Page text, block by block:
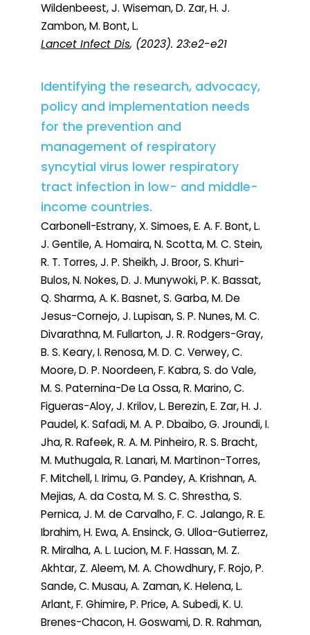
Wildenbeest, J. Wiseman, D. Zar, H. J.
Zambon, M. Bont, L.
Lancet Infect Dis, (2023). 23:e2-e21
Identifying the research, advocacy,
policy and implementation needs
for the prevention and
management of respiratory
syncytial virus lower respiratory
tract infection in low- and middle-
income countries.
Carbonell-Estrany, X. Simoes, E. A. F. Bont, L.
J. Gentile, A. Homaira, N. Scotta, M. C. Stein,
R. T. Torres, J. P. Sheikh, J. Broor, S. Khuri-
Bulos, N. Nokes, D. J. Munywoki, P. K. Bassat,
Q. Sharma, A. K. Basnet, S. Garba, M. De
Jesus-Cornejo, J. Lupisan, S. P. Nunes, M. C.
Divarathna, M. Fullarton, J. R. Rodgers-Gray,
B. S. Keary, I. Renosa, M. D. C. Verwey, C.
Moore, D. P. Noordeen, F. Kabra, S. do Vale,
M. S. Paternina-De La Ossa, R. Marino, C.
Figueras-Aloy, J. Krilov, L. Berezin, E. Zar, H. J.
Paudel, K. Safadi, M. A. P. Dbaibo, G. Jroundi, I.
Jha, R. Rafeek, R. A. M. Pinheiro, R. S. Bracht,
M. Muthugala, R. Lanari, M. Martinon-Torres,
F. Mitchell, I. Irimu, G. Pandey, A. Krishnan, A.
Mejias, A. da Costa, M. S. C. Shrestha, S.
Pernica, J. M. de Carvalho, F. C. Jalango, R. E.
Ibrahim, H. Ewa, A. Ensinck, G. Ulloa-Gutierrez,
R. Miralha, A. L. Lucion, M. F. Hassan, M. Z.
Akhtar, Z. Aleem, M. A. Chowdhury, F. Rojo, P.
Sande, C. Musau, A. Zaman, K. Helena, L.
Arlant, F. Ghimire, P. Price, A. Subedi, K. U.
Brenes-Chacon, H. Goswami, D. R. Rahman,